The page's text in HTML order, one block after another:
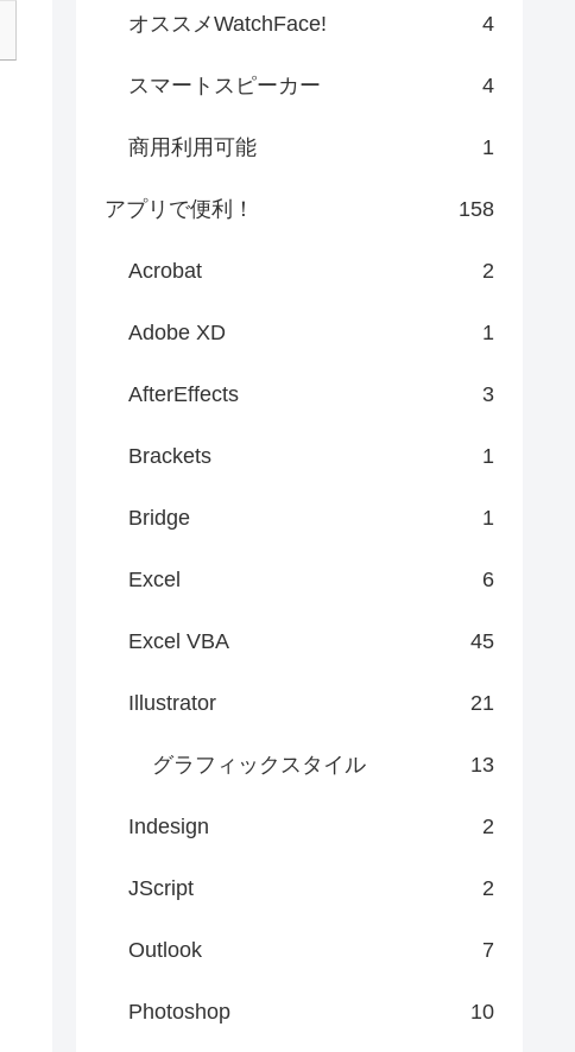
オススメWatchFace! 4
スマートスピーカー 4
商用利用可能 1
アプリで便利！ 158
Acrobat 2
Adobe XD 1
AfterEffects 3
Brackets 1
Bridge 1
Excel 6
Excel VBA 45
Illustrator 21
グラフィックスタイル 13
Indesign 2
JScript 2
Outlook 7
Photoshop 10